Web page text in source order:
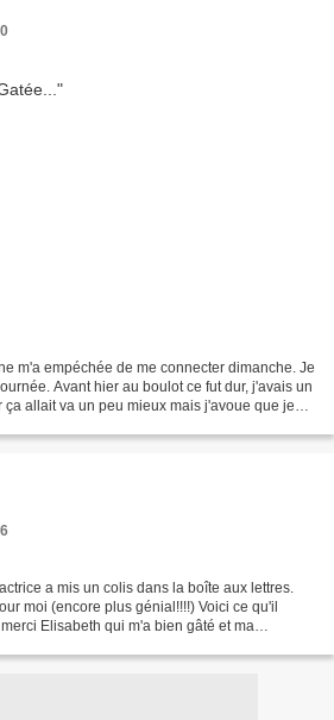
m'a empéchée de me connecter dimanche. Je
Avant hier au boulot ce fut dur, j'avais un
allait va un peu mieux mais j'avoue que je
a mis un colis dans la boîte aux lettres.
moi (encore plus génial!!!!) Voici ce qu'il
Elisabeth qui m'a bien gâté et ma